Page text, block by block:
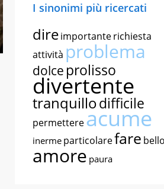
I sinonimi più ricercati
direimportanterichiesta
attività problema
dolce prolisso
divertente
tranquillodifficile
permettereacume
inerme particolarefare bello
amore paura